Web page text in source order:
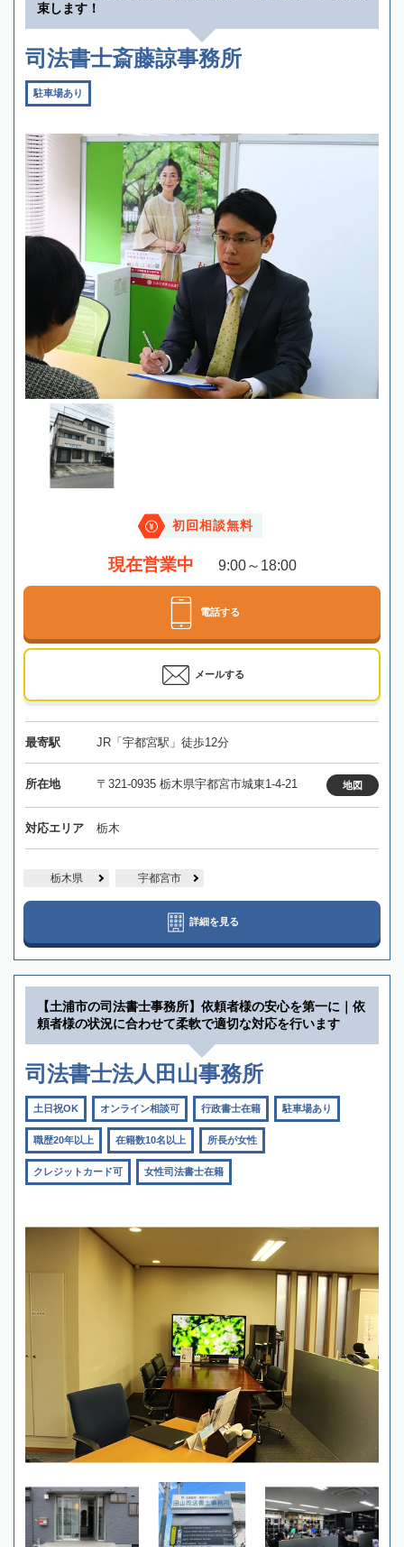
束します！
司法書士斎藤諒事務所
駐車場あり
初回相談無料
現在営業中 9:00～18:00
電話する
メールする
最寄駅 JR「宇都宮駅」徒歩12分
所在地 〒321-0935 栃木県宇都宮市城東1-4-21 地図
対応エリア 栃木
栃木県 宇都宮市
詳細を見る
【土浦市の司法書士事務所】依頼者様の安心を第一に｜依
頼者様の状況に合わせて柔軟で適切な対応を行います
司法書士法人田山事務所
土日祝OK オンライン相談可 行政書士在籍 駐車場あり
職歴20年以上 在籍数10名以上 所長が女性
クレジットカード可 女性司法書士在籍